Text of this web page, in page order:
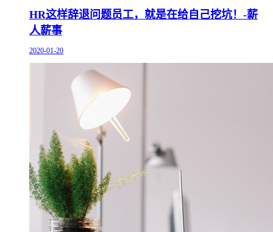
HR这样辞退问题员工，就是在给自己挖坑！-薪
人薪事
2020-01-20